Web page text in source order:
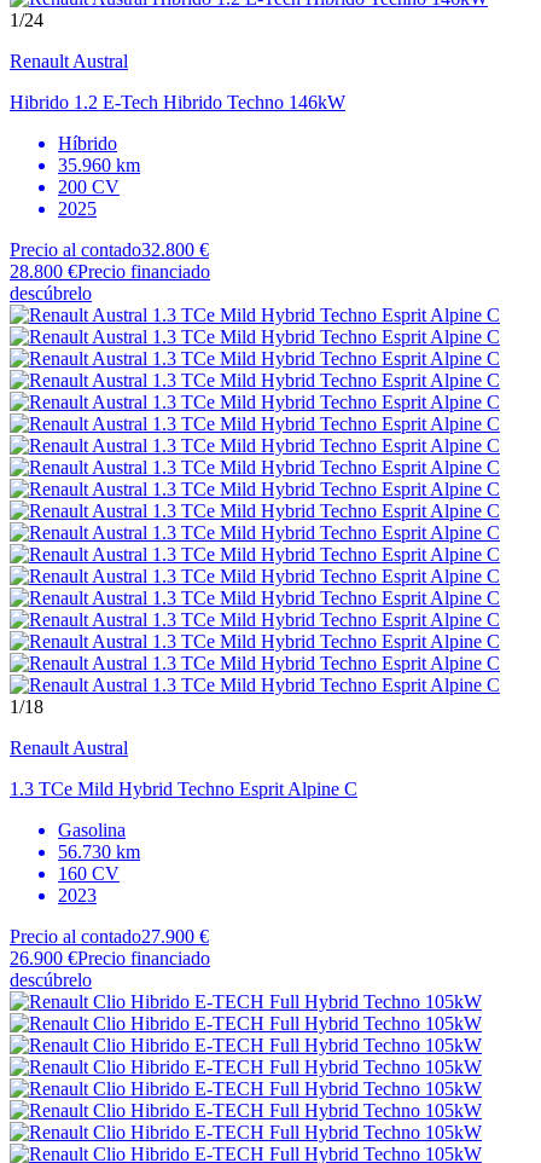
1/24
Renault Austral
Hibrido 1.2 E-Tech Hibrido Techno 146kW
Híbrido
35.960 km
200 CV
2025
Precio al contado32.800 €
28.800 €Precio financiado
descúbrelo
1/18
Renault Austral
1.3 TCe Mild Hybrid Techno Esprit Alpine C
Gasolina
56.730 km
160 CV
2023
Precio al contado27.900 €
26.900 €Precio financiado
descúbrelo